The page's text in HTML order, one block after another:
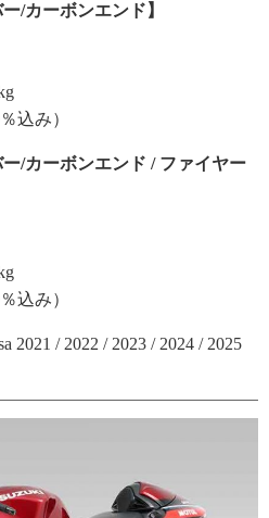
/カーボンエンド】
込み）
/カーボンエンド / ファイヤー
込み）
2021 / 2022 / 2023 / 2024 / 2025